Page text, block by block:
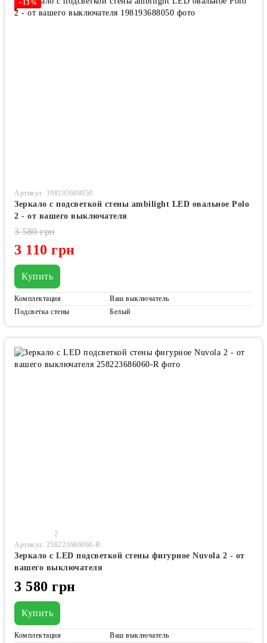
−13%
Артикул: 198193688050
Зеркало с подсветкой стены ambilight LED овальное Polo
2 - от вашего выключателя
3 110 грн
3 580 грн
Купить
Комплектация
Ваш выключатель
Подсветка стены
Белый
2
Артикул: 258223686060-R
Зеркало с LED подсветкой стены фигурное Nuvola 2 - от
вашего выключателя
3 580 грн
Купить
Комплектация Ваш выключатель